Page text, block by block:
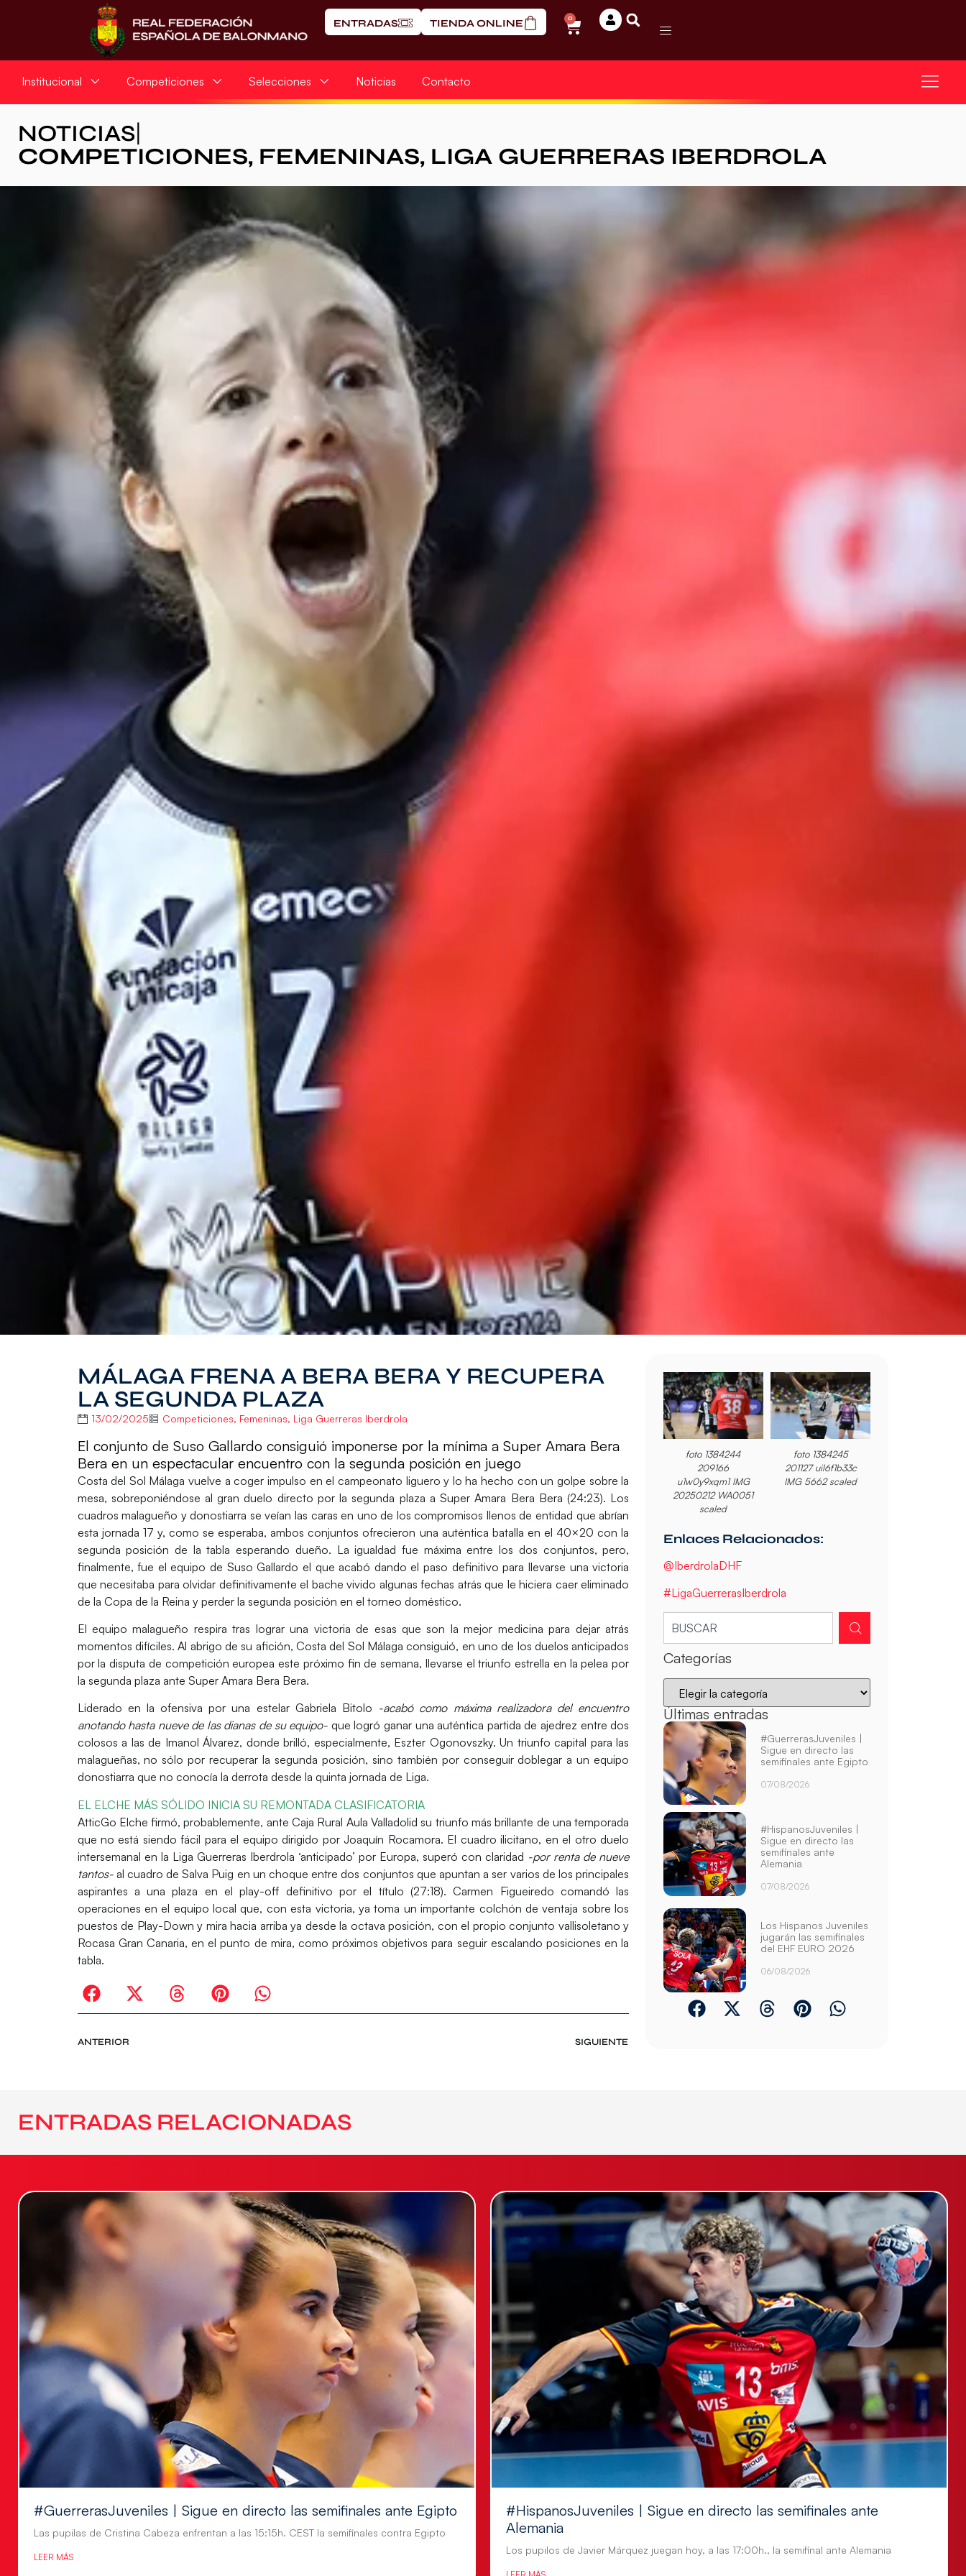
ENTRADAS TIENDA ONLINE 0
Institucional Competiciones Selecciones Noticias Contacto
NOTICIAS
COMPETICIONES, FEMENINAS, LIGA GUERRERAS IBERDROLA
MÁLAGA FRENA A BERA BERA Y RECUPERA
LA SEGUNDA PLAZA
13/02/2025 Competiciones, Femeninas, Liga Guerreras Iberdrola
El conjunto de Suso Gallardo consiguió imponerse por la mínima a Super Amara Bera
Bera en un espectacular encuentro con la segunda posición en juego
Costa del Sol Málaga vuelve a coger impulso en el campeonato liguero y lo ha hecho con un golpe sobre la
mesa, sobreponiéndose al gran duelo directo por la segunda plaza a Super Amara Bera Bera (24:23). Los
cuadros malagueño y donostiarra se veían las caras en uno de los compromisos llenos de entidad que abrían
esta jornada 17 y, como se esperaba, ambos conjuntos ofrecieron una auténtica batalla en el 40×20 con la
segunda posición de la tabla esperando dueño. Laigualdad fue máxima entre los dos conjuntos, pero,
finalmente, fue el equipo de Suso Gallardo el que acabó dando el paso definitivo para llevarse una victoria
que necesitaba para olvidar definitivamente el bache vivido algunas fechas atrás que le hiciera caer eliminado
de la Copa de la Reina y perder la segunda posición en el torneo doméstico.
El equipo malagueño respira tras lograr una victoria de esas que son la mejor medicina para dejar atrás
momentos difíciles. Al abrigo de su afición, Costa del Sol Málaga consiguió, en uno de los duelos anticipados
por la disputa de competición europea este próximo fin de semana, llevarse el triunfo estrella en la pelea por
la segunda plaza ante Super Amara Bera Bera.
Liderado en la ofensiva por una estelar Gabriela Bitolo -acabó como máxima realizadora del encuentro
anotando hasta nueve de las dianas de su equipo- que logró ganar una auténtica partida de ajedrez entre dos
colosos a las de Imanol Álvarez, donde brilló, especialmente, Eszter Ogonovszky. Un triunfo capital para las
malagueñas, no sólo por recuperar la segunda posición, sino también por conseguir doblegar a un equipo
donostiarra que no conocía la derrota desde la quinta jornada de Liga.
EL ELCHE MÁS SÓLIDO INICIA SU REMONTADA CLASIFICATORIA
AtticGo Elche firmó, probablemente, ante Caja Rural Aula Valladolid su triunfo más brillante de una temporada
que no está siendo fácil para el equipo dirigido por Joaquín Rocamora. El cuadro ilicitano, en el otro duelo
intersemanal en la Liga Guerreras Iberdrola ‘anticipado’ por Europa, superó con claridad -por renta de nueve
tantos-al cuadro de Salva Puig en un choque entre dos conjuntos que apuntan a ser varios de losprincipales
aspirantes a una plaza en el play-off definitivo por el título (27:18). Carmen Figueiredo comandó las
operaciones en el equipo local que, con esta victoria, ya toma un importante colchón de ventaja sobre los
puestos de Play-Down y mira hacia arriba ya desde la octava posición, con el propio conjunto vallisoletano y
Rocasa Gran Canaria, en el punto de mira, como próximos objetivos para seguir escalando posiciones en la
tabla.
ANTERIOR SIGUIENTE
foto 1384244
209166
u1w0y9xqm1 IMG
20250212 WA0051
scaled
foto 1384245
201127 uil6f1b33c
IMG 5662 scaled
Enlaces Relacionados:
@IberdrolaDHF
#LigaGuerrerasIberdrola
Categorías
Últimas entradas
#GuerrerasJuveniles |
Sigue en directo las
semifinales ante Egipto
07/08/2026
#HispanosJuveniles |
Sigue en directo las
semifinales ante
Alemania
07/08/2026
Los Hispanos Juveniles
jugarán las semifinales
del EHF EURO 2026
06/08/2026
ENTRADAS RELACIONADAS
#GuerrerasJuveniles | Sigue en directo las semifinales ante Egipto
Las pupilas de Cristina Cabeza enfrentan a las 15:15h. CEST la semifinales contra Egipto
LEER MÁS
#HispanosJuveniles | Sigue en directo las semifinales ante
Alemania
Los pupilos de Javier Márquez juegan hoy, a las 17:00h., la semifinal ante Alemania